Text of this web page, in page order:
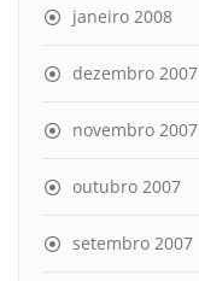
janeiro 2008
dezembro 2007
novembro 2007
outubro 2007
setembro 2007